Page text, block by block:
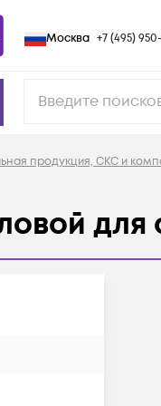
Москва +7 (495) 950-
продукция, СКС и